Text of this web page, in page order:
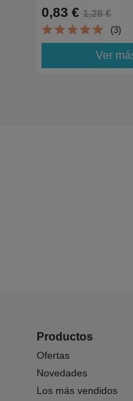
0,83 € 1,28 €
(3)
Ver
Productos
Ofertas
Novedades
Los más vendidos